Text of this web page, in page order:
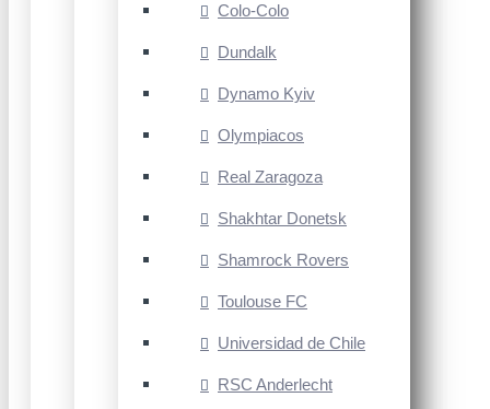
Colo-Colo
Dundalk
Dynamo Kyiv
Olympiacos
Real Zaragoza
Shakhtar Donetsk
Shamrock Rovers
Toulouse FC
Universidad de Chile
RSC Anderlecht